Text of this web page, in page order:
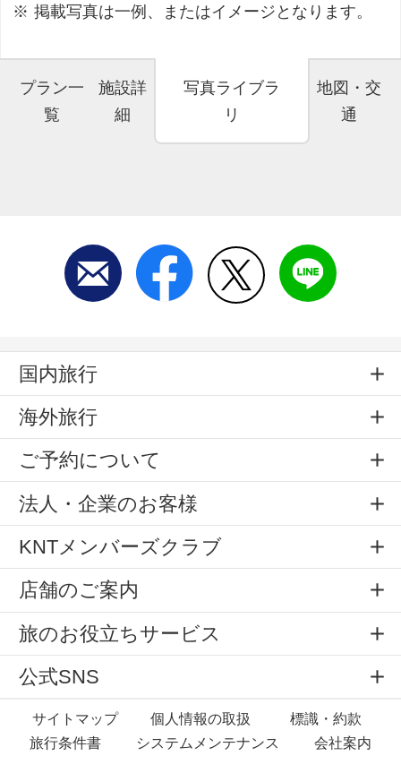
掲載写真は一例、またはイメージとなります。
プラン一
覧
施設詳
細
写真ライブラ
リ
地図・交
通
国内旅行
海外旅行
ご予約について
法人・企業のお客様
KNTメンバーズクラブ
店舗のご案内
旅のお役立ちサービス
公式SNS
サイトマップ 個人情報の取扱
標識・約款
旅行条件書
システムメンテナンス 会社案内